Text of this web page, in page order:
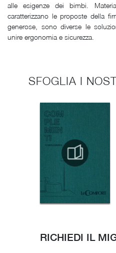
alle esigenze dei bimbi.
caratterizzano le proposte della
generose, sono diverse le
unire ergonomia e sicurezza.
SFOGLIA I
RICHIEDI IL